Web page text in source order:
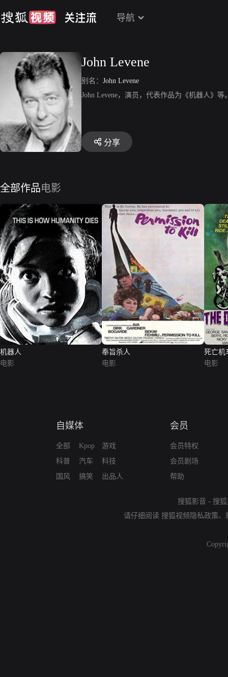
导航
John Levene
别名： John Levene
John Levene，演员，代表作品为《机器人》等
分享
全部作品电影
机器人
电影
奉旨杀人
电影
死亡机
电影
自媒体
全部
科普
国风
Kpop
汽车
搞笑
游戏
科技
出品人
会员
会员特权
会员剧场
帮助
搜狐影音 - 搜
请仔细阅读 搜狐视频隐私政策、